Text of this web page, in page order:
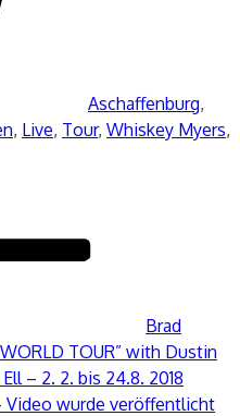
Aschaffenburg,
, Live, Tour, Whiskey Myers,
Brad
TOUR” with Dustin
– 2. 2. bis 24.8. 2018
Video wurde veröffentlicht